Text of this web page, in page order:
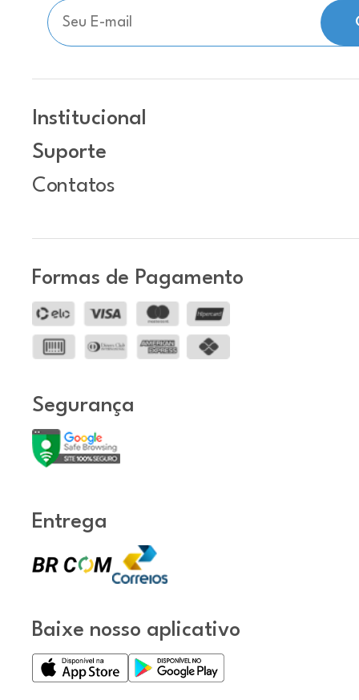
Institucional
Suporte
Contatos
Formas de Pagamento
Segurança
Entrega
Baixe nosso aplicativo